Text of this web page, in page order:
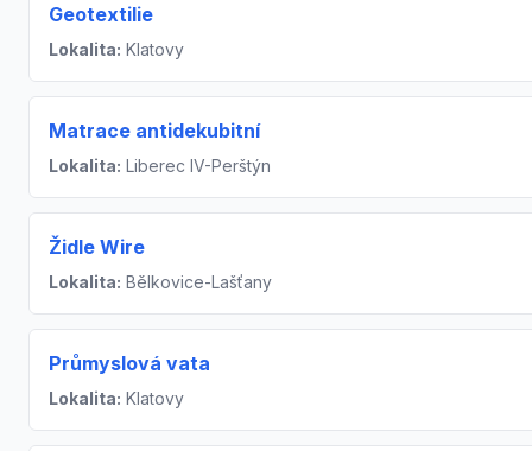
Geotextilie
Lokalita: Klatovy
Matrace antidekubitní
Lokalita: Liberec IV-Perštýn
Židle Wire
Lokalita: Bělkovice-Lašťany
Průmyslová vata
Lokalita: Klatovy